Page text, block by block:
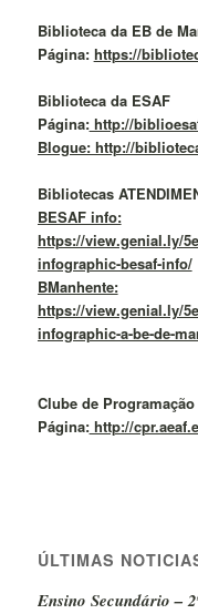
Biblioteca da EB de
Página: https://
Biblioteca da ESAF
Página:http://
Blogue: http://
Bibliotecas
BESAF info:
https://view.genial.ly/
infographic-besaf-info/
BManhente:
https://view.genial.ly/
infographic-a-be-de-
Clube de
Página:http://
ÚLTIMAS
Ensino Secundário –